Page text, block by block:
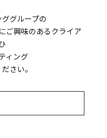
グループの
ご興味のあるクライア
ィング
さい。